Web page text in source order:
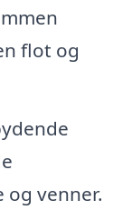
flot og
og venner.